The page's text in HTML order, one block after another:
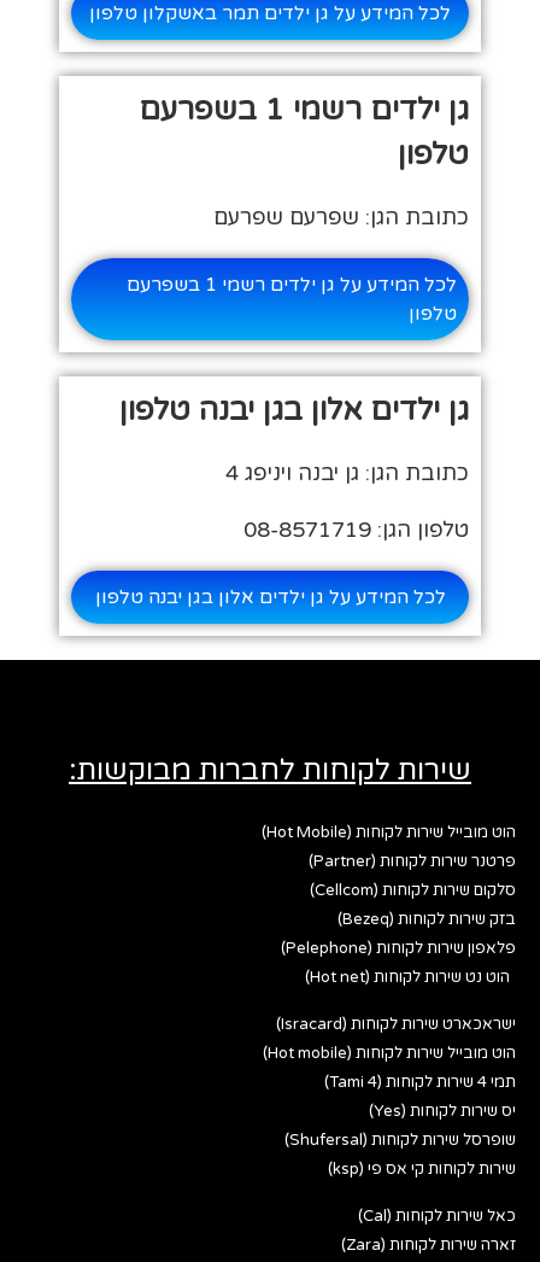
לכל המידע על גן ילדים תמר באשקלון טלפון
גן ילדים רשמי 1 בשפרעם
טלפון
כתובת הגן: שפרעם שפרעם
לכל המידע על גן ילדים רשמי 1 בשפרעם
טלפון
גן ילדים אלון בגן יבנה טלפון
כתובת הגן: גן יבנה ויניפג 4
טלפון הגן: 08-8571719
לכל המידע על גן ילדים אלון בגן יבנה טלפון
שירות לקוחות לחברות מבוקשות:
הוט מובייל שירות לקוחות (Hot Mobile)
פרטנר שירות לקוחות (Partner)
סלקום שירות לקוחות (Cellcom)
בזק שירות לקוחות (Bezeq)
פלאפון שירות לקוחות (Pelephone)
הוט נט שירות לקוחות (Hot net)
ישראכארט שירות לקוחות (Isracard)
הוט מובייל שירות לקוחות (Hot mobile)
תמי 4 שירות לקוחות (Tami 4)
יס שירות לקוחות (Yes)
שופרסל שירות לקוחות (Shufersal)
שירות לקוחות קי אס פי (ksp)
כאל שירות לקוחות (Cal)
זארה שירות לקוחות (Zara)